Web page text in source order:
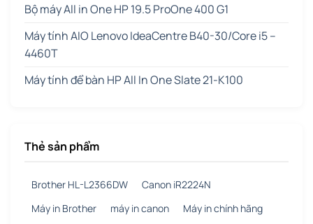
Bộ máy All in One HP 19.5 ProOne 400 G1
Máy tính AIO Lenovo IdeaCentre B40-30/Core i5 –
4460T
Máy tính để bàn HP All In One Slate 21-K100
Thẻ sản phẩm
Brother HL-L2366DW
Canon iR2224N
Máy in Brother
máy in canon
Máy in chính hãng